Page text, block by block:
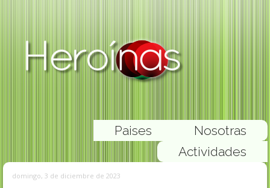
Nosotras
Paises
Actividades
domingo, 3 de diciembre de 2023